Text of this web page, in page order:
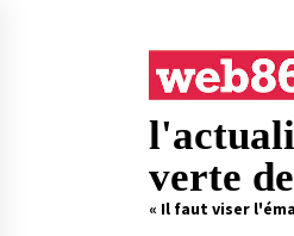
verte
« Il faut viser